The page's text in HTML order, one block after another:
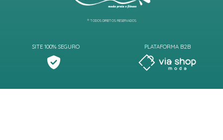
SITE 100% SEGURO PLATAFORMA B2B
® TODOS DIREITOS RESERVADOS